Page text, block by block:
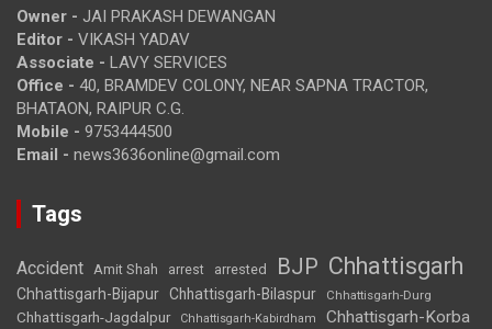
Owner - JAI PRAKASH DEWANGAN
Editor - VIKASH YADAV
Associate - LAVY SERVICES
Office - 40, BRAMDEV COLONY, NEAR SAPNA TRACTOR,
BHATAON, RAIPUR C.G.
Mobile - 9753444500
Email - news3636online@gmail.com
Tags
Accident Amit Shah arrest arrested BJP Chhattisgarh
Chhattisgarh-Bijapur Chhattisgarh-Bilaspur Chhattisgarh-Durg
Chhattisgarh-Jagdalpur Chhattisgarh-Kabirdham Chhattisgarh-Korba